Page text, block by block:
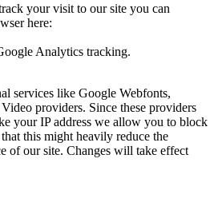
your visit to our site you can
here:
Analytics tracking.
services like Google Webfonts,
providers. Since these providers
your IP address we allow you to block
this might heavily reduce the
of our site. Changes will take effect